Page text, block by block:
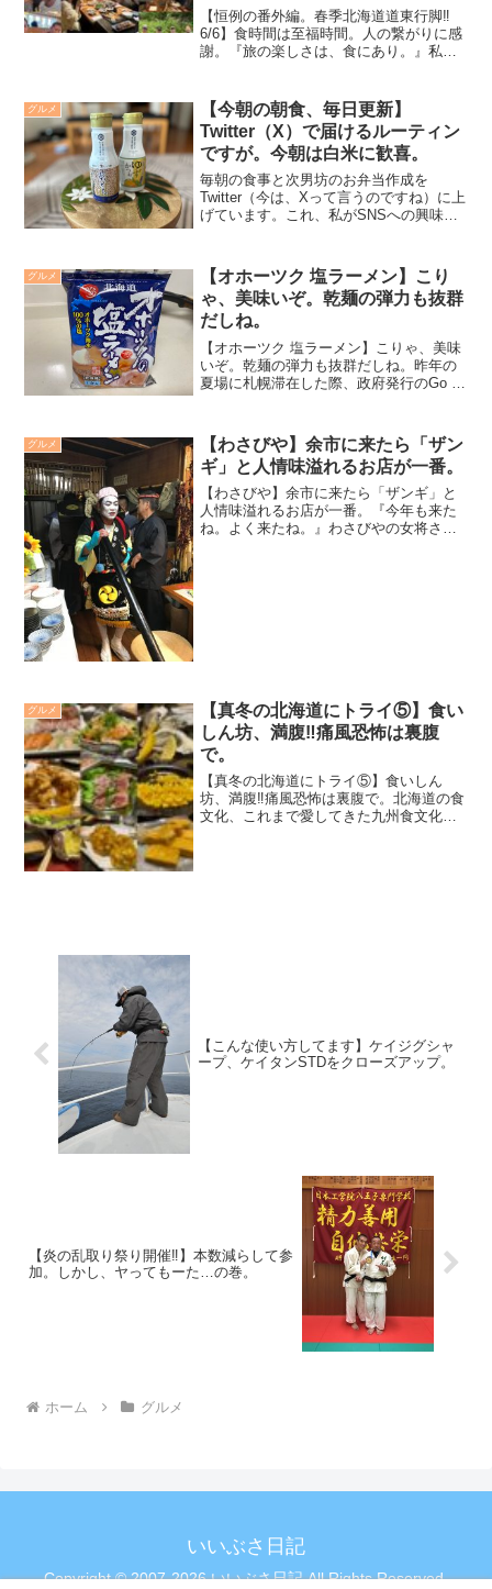
【恒例の番外編。春季北海道道東行脚‼️
6/6】食時間は至福時間。人の繋がりに感
謝。『旅の楽しさは、食にあり。』私は
ーツク海北見行脚はGoldicフィッシング
ツアー&サク...
グルメ
【今朝の朝食、毎日更新】
Twitter（X）で届けるルーティン
ですが。今朝は白米に歓喜。
毎朝の食事と次男坊のお弁当作成を
Twitter（今は、Xって言うのですね）に上
げています。これ、私がSNSへの興味を
「毎日更新するクセを付けましょう。」
そう言われて、...
グルメ
【オホーツク 塩ラーメン】こり
ゃ、美味いぞ。乾麺の弾力も抜群
だしね。
【オホーツク 塩ラーメン】こりゃ、美味
いぞ。乾麺の弾力も抜群だしね。昨年の
夏場に札幌滞在した際、政府発行のGo to
入したラーメンがあったのを思い出し、
お昼ごはん時に食...
グルメ
【わさびや】余市に来たら「ザン
ギ」と人情味溢れるお店が一番。
【わさびや】余市に来たら「ザンギ」と
人情味溢れるお店が一番。『今年も来た
ね。よく来たね。』わさびやの女将さん
グルメ
【真冬の北海道にトライ⑤】食い
しん坊、満腹‼️痛風恐怖は裏腹
で。
【真冬の北海道にトライ⑤】食いしん
坊、満腹‼️痛風恐怖は裏腹で。北海道の食
文化、これまで愛してきた九州食文化ヒ
【こんな使い方してます】ケイジグシャ
ープ、ケイタンSTDをクローズアップ。
【炎の乱取り祭り開催‼️】本数減らして参
加。しかし、ヤってもーた…の巻。
ホーム グルメ
いいぶさ日記
Copyright © 2007-2026 いいぶさ日記 All Rights Reserved.